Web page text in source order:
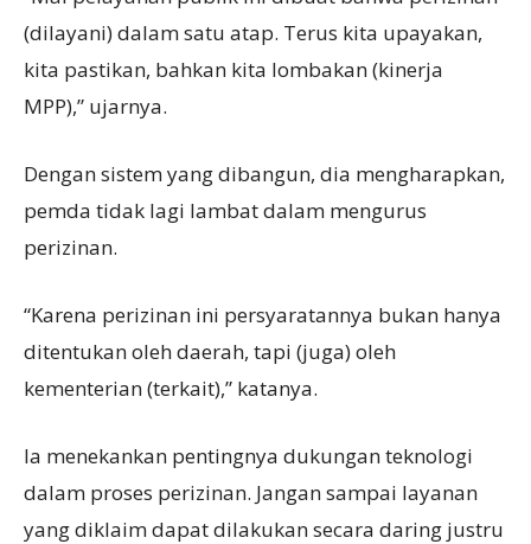
(dilayani) dalam satu atap. Terus kita upayakan,
kita pastikan, bahkan kita lombakan (kinerja
MPP),” ujarnya.
Dengan sistem yang dibangun, dia mengharapkan,
pemda tidak lagi lambat dalam mengurus
perizinan.
“Karena perizinan ini persyaratannya bukan hanya
ditentukan oleh daerah, tapi (juga) oleh
kementerian (terkait),” katanya.
Ia menekankan pentingnya dukungan teknologi
dalam proses perizinan. Jangan sampai layanan
yang diklaim dapat dilakukan secara daring justru